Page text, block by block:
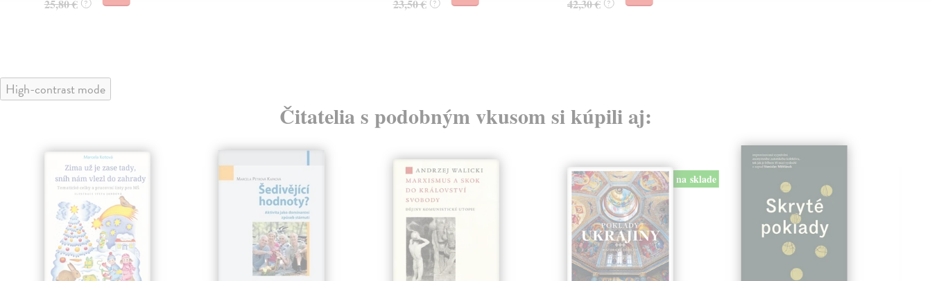
25,80 € ? 23,50 € ? 42,30 € ?
High-contrast mode
Čitatelia s podobným vkusom si kúpili aj:
na sklade